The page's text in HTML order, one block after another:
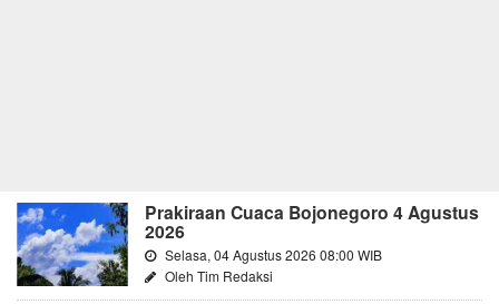
Prakiraan Cuaca Bojonegoro 4 Agustus
2026
Selasa, 04 Agustus 2026 08:00 WIB
Oleh Tim Redaksi